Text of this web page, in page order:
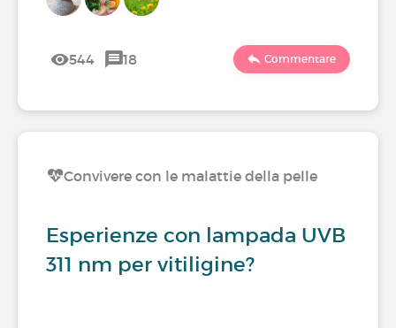
544 18 Commentare
Convivere con le malattie della pelle
Esperienze con lampada UVB
311 nm per vitiligine?